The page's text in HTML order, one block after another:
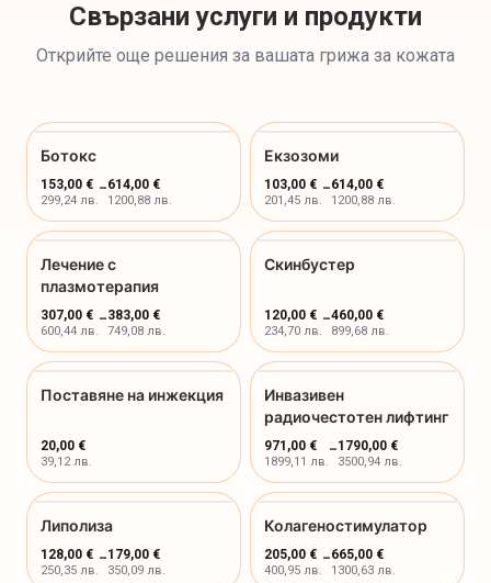
Свързани услуги и продукти
Открийте още решения за вашата грижа за кожата
Ботокс
153,00 €
299,24 лв.
-614,00 €
1200,88 лв.
Екзозоми
103,00 €
201,45 лв.
-614,00 €
1200,88 лв.
Лечение с
плазмотерапия
307,00 €
600,44 лв.
-383,00 €
749,08 лв.
Скинбустер
120,00 €
234,70 лв.
-460,00 €
899,68 лв.
Поставяне на инжекция
20,00 €
39,12 лв.
Инвазивен
радиочестотен лифтинг
971,00 €
1899,11 лв.
-1790,00 €
3500,94 лв.
Липолиза
128,00 €
250,35 лв.
-179,00 €
350,09 лв.
Колагеностимулатор
205,00 €
400,95 лв.
-665,00 €
1300,63 лв.